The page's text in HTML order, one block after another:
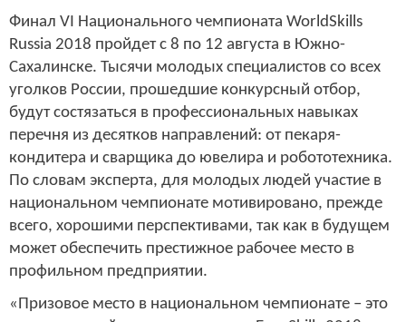
Финал VI Национального чемпионата WorldSkills
Russia 2018 пройдет с 8 по 12 августа в Южно-
Сахалинске. Тысячи молодых специалистов со всех
уголков России, прошедшие конкурсный отбор,
будут состязаться в профессиональных навыках
перечня из десятков направлений: от пекаря-
кондитера и сварщика до ювелира и робототехника.
По словам эксперта, для молодых людей участие в
национальном чемпионате мотивировано, прежде
всего, хорошими перспективами, так как в будущем
может обеспечить престижное рабочее место в
профильном предприятии.
«Призовое место в национальном чемпионате – это